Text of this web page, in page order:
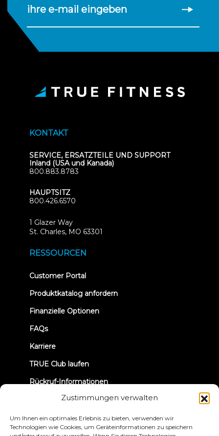
Zustimmungen verwalten
Um Ihnen ein optimales Erlebnis zu bieten, verwenden wir
Technologien wie Cookies, um Geräteinformationen zu speichern
ihre e-mail eingeben
KONTAKT
SERVICE, ERSATZTEILE UND SUPPORT
Inland (USA und Kanada)
800.883.8783
HAUPTSITZ
800.426.6570
1 Glazer Way
St. Charles, MO 63301
RESSOURCEN
Customer Portal(opens
new
Produktkatalog anfordern
Finanzielle Optionen
FAQs
Karriere
TRUE Club laufen
Rückruf-Informationen